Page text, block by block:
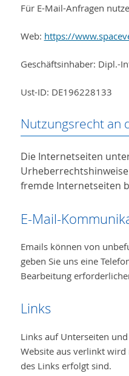
Für E-Mail-Anfragen
Web: https://
Geschäftsinhaber: Dipl.-
Ust-ID: DE196228133
Nutzungsrecht an
Die Internetseiten
fremde Internetseiten
E-Mail-
Emails können von
geben Sie uns eine
Bearbeitung
Links
Links auf Unterseiten
Website aus verlinkt
des Links erfolgt sind.